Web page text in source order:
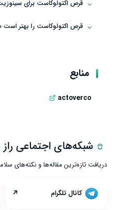
قرص اکتولوکاست برای
قرص اکتولوکاست را بهتر
منابع
actoverco
شبکه‌های اجتماعی
دریافت تازه‌ترین مقاله‌ها و نکته‌های
کانال تلگرام ↗